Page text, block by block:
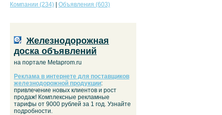
Компании (234)
Объявления (603)
Железнодорожная
доска объявлений
на портале Metaprom.ru
Реклама в интернете для поставщиков
железнодорожной продукции:
привлечение новых клиентов и рост
продаж! Комплексные рекламные
тарифы от 9000 рублей за 1 год. Узнайте
подробности.